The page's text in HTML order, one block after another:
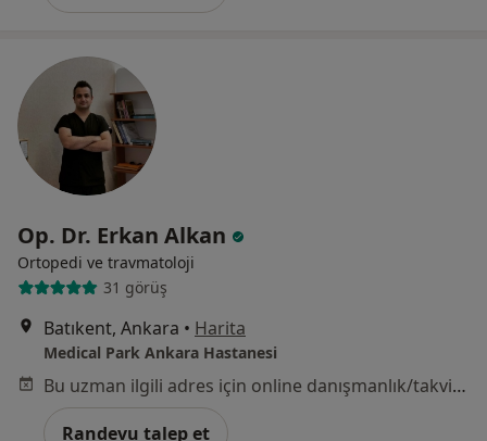
Op. Dr. Erkan Alkan
Ortopedi ve travmatoloji
31 görüş
Batıkent, Ankara • Harita
Medical Park Ankara Hastanesi
Bu uzman ilgili adres için online danışmanlık/takvim sunmuyor.
Randevu talep et